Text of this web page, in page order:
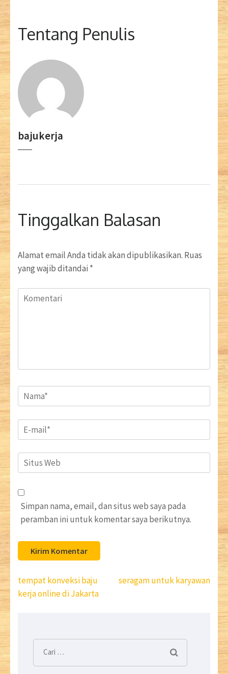
Tentang Penulis
bajukerja
Tinggalkan Balasan
Alamat email Anda tidak akan dipublikasikan. Ruas
yang wajib ditandai *
Komentari
Name*
Email*
Situs
Web
Simpan nama, email, dan situs web saya pada
peramban ini untuk komentar saya berikutnya.
Navigasi
pos
tempat konveksi baju
kerja online di Jakarta
seragam untuk karyawan
Cari
untuk: